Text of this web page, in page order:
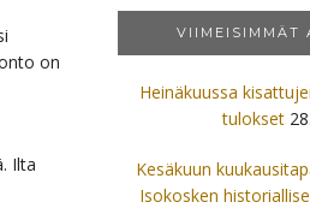
on
Ilta
VIIMEISIMMÄT
Heinäkuussa
tulokset
Kesäkuun
Isokosken